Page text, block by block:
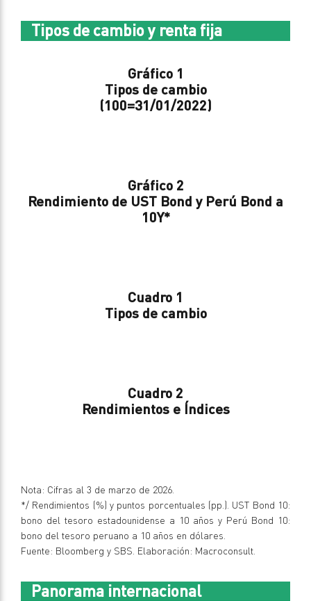
Tipos de cambio y renta fija
Gráfico 1
Tipos de cambio
(100=31/01/2022)
Gráfico 2
Rendimiento de UST Bond y Perú Bond a
10Y*
Cuadro 1
Tipos de cambio
Cuadro 2
Rendimientos e Índices
Nota: Cifras al 3 de marzo de 2026.
*/ Rendimientos (%) y puntos porcentuales (pp.). UST Bond 10:
bono del tesoro estadounidense a 10 años y Perú Bond 10:
bono del tesoro peruano a 10 años en dólares.
Fuente: Bloomberg y SBS. Elaboración: Macroconsult.
Panorama internacional